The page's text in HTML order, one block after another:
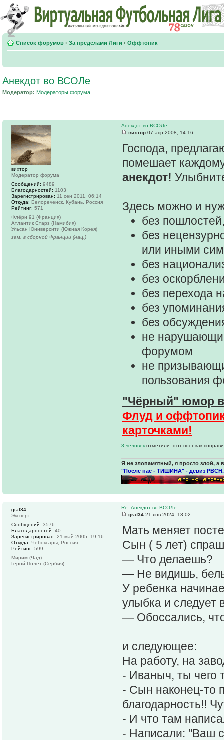
Список форумов ‹ За пределами Лиги ‹ Оффтопик
Анекдот во ВСОЛе
Модератор: Модераторы форума
Анекдот во ВСОЛе
вихтор 07 апр 2008, 14:16
Господа,
помешает
анекдот!
Здесь можно и
без
без
или иными
без
без
без перехода
без
без
не
форумом
не
пользования
"Чёрный" юмор в
Флуд и оффтопик
карточками!
3 человек отметили этот пост как
Я не злопамятный, я просто злой, а
"После нас - ТИШИНА" - девиз РВСН.
вихтор
Модератор форума
Сообщений: 9489
Благодарностей: 1103
Зарегистрирован: 11 сен 2011, 06:14
Откуда: Белореченск, Кубань, Россия
Рейтинг: 571
Флёри 91 (Франция)
Атлантик Старз (Намибия)
Ульсан Юниверсити (Южная Корея)
зам. в сборной Франции (нац.)
Re: Анекдот во ВСОЛе
graf34 21 янв 2024, 13:02
Мать меняет
Сын ( 5 лет)
— Что делаешь?
— Не видишь,
У ребенка
улыбка и следует
— Обоссались,
и следующее:
На работу, на
- Иваныч, ты чего
- Сын наконец-то
благодарность!!
- И что там
- Написали: "Ваш
graf34
Эксперт
Сообщений: 3576
Благодарностей: 40
Зарегистрирован: 21 май 2005, 19:16
Откуда: Чебоксары, Россия
Рейтинг: 599
Мирим (Чад)
Герой-Полёт (Сербия)